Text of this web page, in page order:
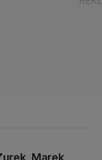
Marek